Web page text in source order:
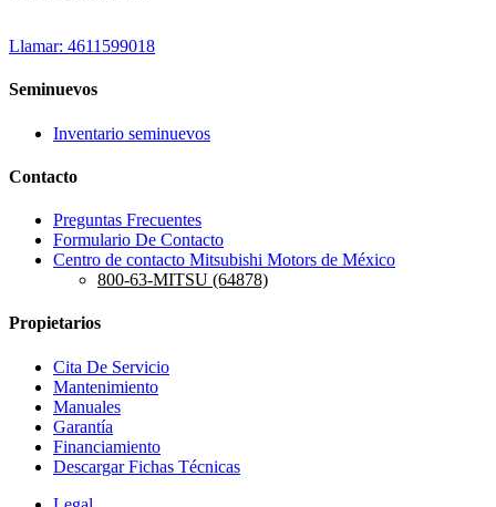
Llamar: 4611599018
Seminuevos
Inventario seminuevos
Contacto
Preguntas Frecuentes
Formulario De Contacto
Centro de contacto Mitsubishi Motors de México
800-63-MITSU (64878)
Propietarios
Cita De Servicio
Mantenimiento
Manuales
Garantía
Financiamiento
Descargar Fichas Técnicas